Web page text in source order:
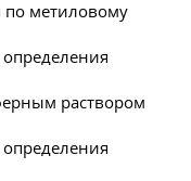
по метиловому
раствором